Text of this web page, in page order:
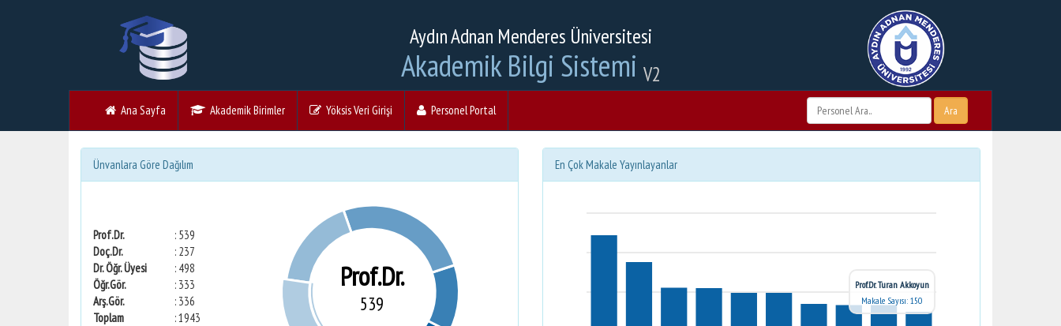
Aydın Adnan Menderes Üniversitesi
Akademik Bilgi Sistemi V2
Ana Sayfa Akademik Birimler Yöksis Veri Girişi Personel Portal Ara
Ünvanlara Göre Dağılım
Prof.Dr.
: 539
Doç.Dr.
: 237
Dr. Öğr. Üyesi
: 498
Öğr.Gör.
: 333
Arş.Gör.
: 336
Toplam
: 1943
Prof.Dr.
539
En Çok Makale Yayınlayanlar
Prof.Dr. Turan Akkoyun
Makale Sayısı: 150